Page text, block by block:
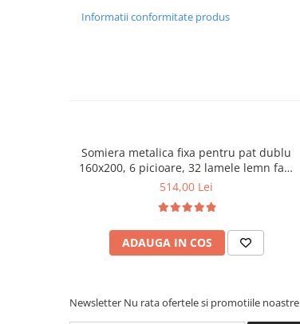
Informatii conformitate produs
Somiera metalica fixa pentru pat dublu
160x200, 6 picioare, 32 lamele lemn fag,
benzi textile, suport saltea ferm, negru
514,00 Lei
ADAUGA IN COS
Newsletter Nu rata ofertele si promotiile noastre